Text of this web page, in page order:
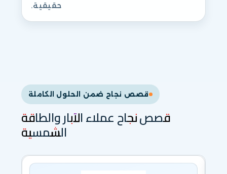
حقيقية.
قصص نجاح ضمن الحلول الكاملة
قصص نجاح عملاء الآبار والطاقة
الشمسية